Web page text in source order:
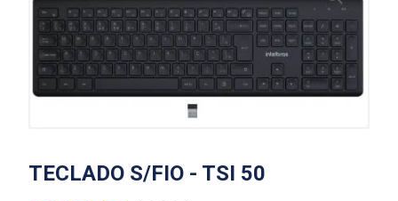
TECLADO S/FIO - TSI 50